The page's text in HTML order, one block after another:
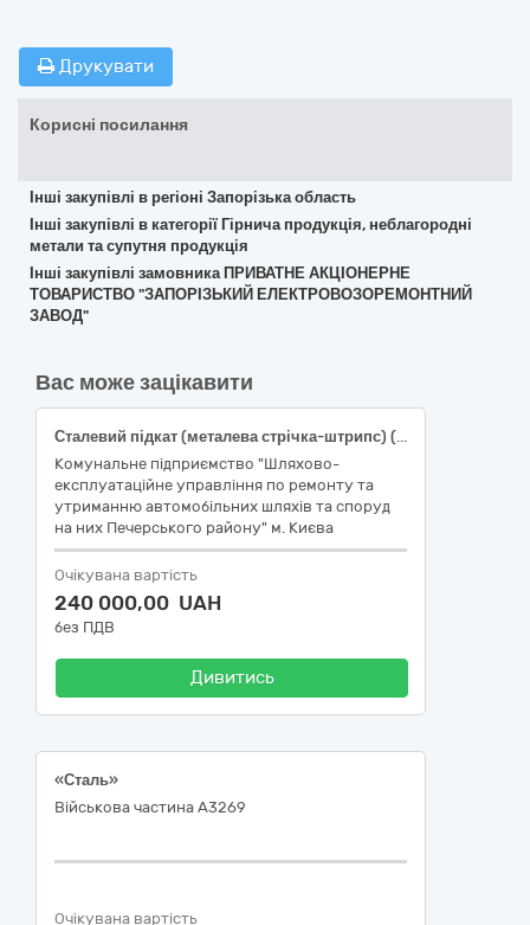
Друкувати
Корисні посилання
Інші закупівлі в регіоні Запорізька область
Інші закупівлі в категорії Гірнича продукція, неблагородні
метали та супутня продукція
Інші закупівлі замовника ПРИВАТНЕ АКЦІОНЕРНЕ
ТОВАРИСТВО "ЗАПОРІЗЬКИЙ ЕЛЕКТРОВОЗОРЕМОНТНИЙ
ЗАВОД"
Вас може зацікавити
Сталевий підкат (металева стрічка-штрипс) (Код за ДК 021:2015 - 14620000-3 – Сплави)
Комунальне підприємство "Шляхово-
експлуатаційне управління по ремонту та
утриманню автомобільних шляхів та споруд
на них Печерського району" м. Києва
Очікувана вартість
240 000,00 UAH
без ПДВ
Дивитись
«Сталь»
Військова частина А3269
Очікувана вартість